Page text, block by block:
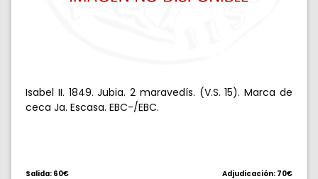
Isabel II. 1849. Jubia. 2 maravedís. (V.S. 15). Marca de
ceca Ja. Escasa. EBC-/EBC.
Salida: 60€ Adjudicación: 70€